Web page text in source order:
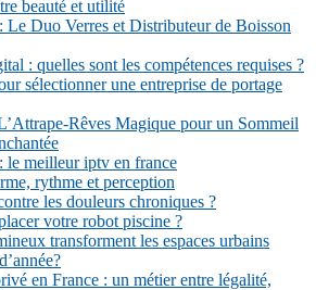
beauté et utilité
Le Duo Verres et Distributeur de Boisson
: quelles sont les compétences requises ?
sélectionner une entreprise de portage
Rêves Magique pour un Sommeil
meilleur iptv en france
rythme et perception
les douleurs chroniques ?
votre robot piscine ?
transforment les espaces urbains
en France : un métier entre légalité,